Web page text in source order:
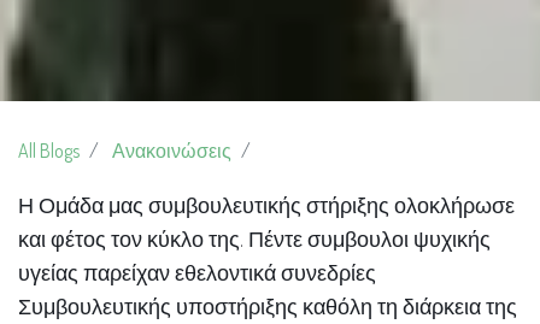
All Blogs Ανακοινώσεις
Η Ομάδα μας συμβουλευτικής στήριξης ολοκλήρωσε
και φέτος τον κύκλο της. Πέντε συμβουλοι ψυχικής
υγείας παρείχαν εθελοντικά συνεδρίες
Συμβουλευτικής υποστήριξης καθόλη τη διάρκεια της